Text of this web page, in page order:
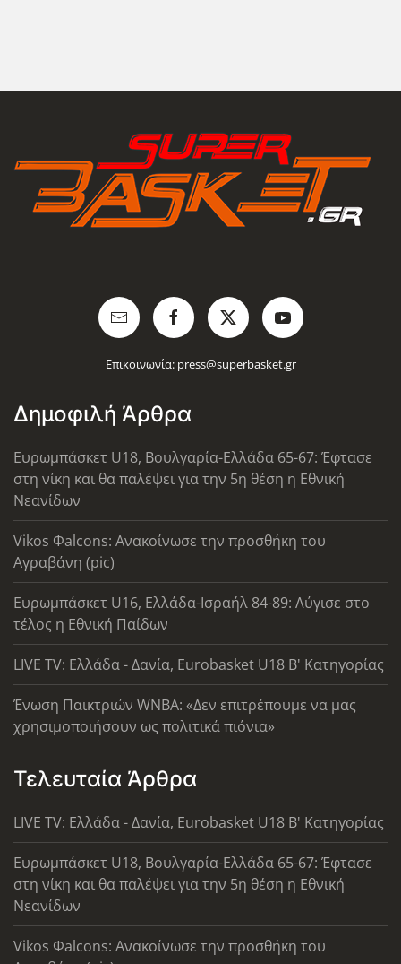
Επικοινωνία: press@superbasket.gr
Δημοφιλή Άρθρα
Ευρωμπάσκετ U18, Βουλγαρία-Ελλάδα 65-67: Έφτασε
στη νίκη και θα παλέψει για την 5η θέση η Εθνική
Νεανίδων
Vikos Φalcons: Ανακοίνωσε την προσθήκη του
Αγραβάνη (pic)
Ευρωμπάσκετ U16, Ελλάδα-Ισραήλ 84-89: Λύγισε στο
τέλος η Εθνική Παίδων
LIVE TV: Ελλάδα - Δανία, Eurobasket U18 Β' Κατηγορίας
Ένωση Παικτριών WNBA: «Δεν επιτρέπουμε να μας
χρησιμοποιήσουν ως πολιτικά πιόνια»
Τελευταία Άρθρα
LIVE TV: Ελλάδα - Δανία, Eurobasket U18 Β' Κατηγορίας
Ευρωμπάσκετ U18, Βουλγαρία-Ελλάδα 65-67: Έφτασε
στη νίκη και θα παλέψει για την 5η θέση η Εθνική
Νεανίδων
Vikos Φalcons: Ανακοίνωσε την προσθήκη του